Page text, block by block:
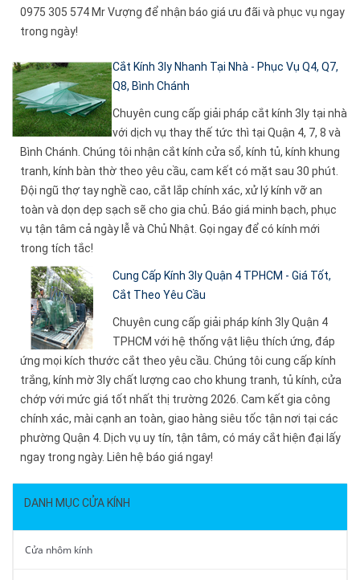
0975 305 574 Mr Vượng để nhận báo giá ưu đãi và phục vụ ngay
trong ngày!
Cắt Kính 3ly Nhanh Tại Nhà - Phục Vụ Q4, Q7,
Q8, Bình Chánh
Chuyên cung cấp giải pháp cắt kính 3ly tại nhà
với dịch vụ thay thế tức thì tại Quận 4, 7, 8 và
Bình Chánh. Chúng tôi nhận cắt kính cửa sổ, kính tủ, kính khung
tranh, kính bàn thờ theo yêu cầu, cam kết có mặt sau 30 phút.
Đội ngũ thợ tay nghề cao, cắt lắp chính xác, xử lý kính vỡ an
toàn và dọn dẹp sạch sẽ cho gia chủ. Báo giá minh bạch, phục
vụ tận tâm cả ngày lễ và Chủ Nhật. Gọi ngay để có kính mới
trong tích tắc!
Cung Cấp Kính 3ly Quận 4 TPHCM - Giá Tốt,
Cắt Theo Yêu Cầu
Chuyên cung cấp giải pháp kính 3ly Quận 4
TPHCM với hệ thống vật liệu thích ứng, đáp
ứng mọi kích thước cắt theo yêu cầu. Chúng tôi cung cấp kính
trắng, kính mờ 3ly chất lượng cao cho khung tranh, tủ kính, cửa
chớp với mức giá tốt nhất thị trường 2026. Cam kết gia công
chính xác, mài cạnh an toàn, giao hàng siêu tốc tận nơi tại các
phường Quận 4. Dịch vụ uy tín, tận tâm, có máy cắt hiện đại lấy
ngay trong ngày. Liên hệ báo giá ngay!
DANH MỤC CỬA KÍNH
Cửa nhôm kính